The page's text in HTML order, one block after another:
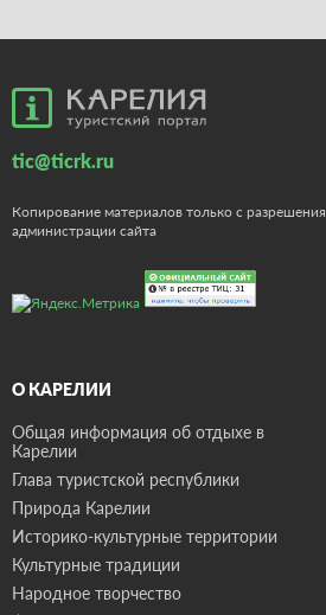
tic@ticrk.ru
Копирование материалов только с разрешения
администрации сайта
О КАРЕЛИИ
Общая информация об отдыхе в
Карелии
Глава туристской республики
Природа Карелии
Историко-культурные территории
Культурные традиции
Народное творчество